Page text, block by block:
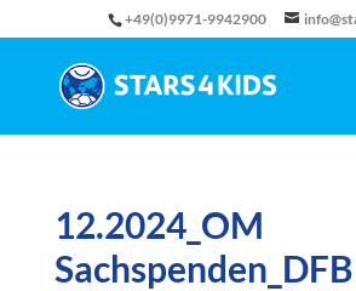
+49(0)9971-9942900
12.2024_OM